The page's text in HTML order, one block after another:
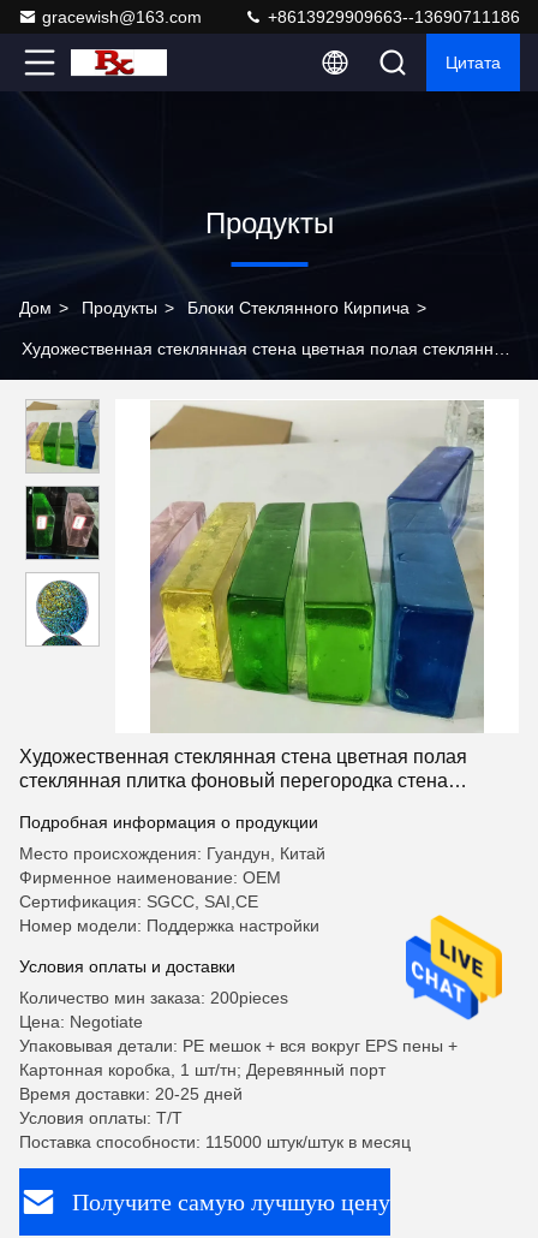
gracewish@163.com +8613929909663--13690711186
Цитата
Продукты
Дом > Продукты > Блоки Стеклянного Кирпича >
Художественная стеклянная стена цветная полая стеклянная
панель вход стена кристаллические плитки
Художественная стеклянная стена цветная полая
стеклянная плитка фоновый перегородка стена
кристаллические плитки
Подробная информация о продукции
Место происхождения: Гуандун, Китай
Фирменное наименование: OEM
Сертификация: SGCC, SAI,CE
Номер модели: Поддержка настройки
Условия оплаты и доставки
Количество мин заказа: 200pieces
Цена: Negotiate
Упаковывая детали: PE мешок + вся вокруг EPS пены +
Картонная коробка, 1 шт/тн; Деревянный порт
Время доставки: 20-25 дней
Условия оплаты: T/T
Поставка способности: 115000 штук/штук в месяц
Получите самую лучшую цену